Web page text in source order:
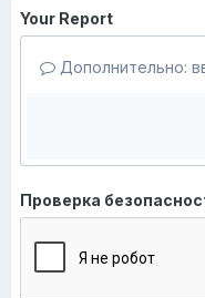
Your Report
Дополнительно:
Проверка